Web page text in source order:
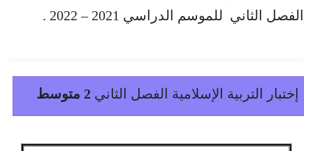
الفصل الثاني للموسم الدراسي 2021 – 2022 .
إختبار التربية الإسلامية الفصل الثاني 2 متوسط